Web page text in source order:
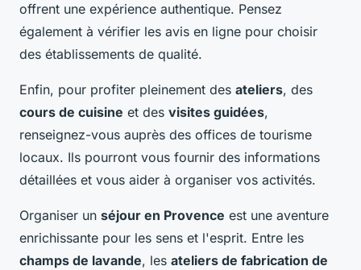
offrent une expérience authentique. Pensez
également à vérifier les avis en ligne pour choisir
des établissements de qualité.
Enfin, pour profiter pleinement des ateliers, des
cours de cuisine et des visites guidées,
renseignez-vous auprès des offices de tourisme
locaux. Ils pourront vous fournir des informations
détaillées et vous aider à organiser vos activités.
Organiser un séjour en Provence est une aventure
enrichissante pour les sens et l'esprit. Entre les
champs de lavande, les ateliers de fabrication de